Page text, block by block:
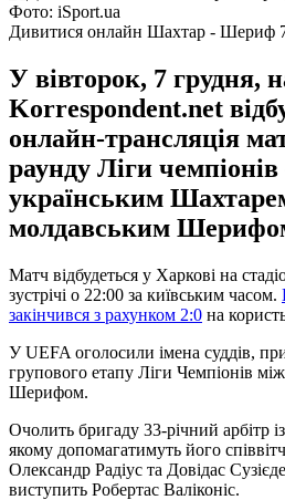
Фото: iSport.ua
Дивитися онлайн Шахтар - Шериф
У вівторок, 7 грудня,
Korrespondent.net
онлайн-трансляція
раунду Ліги
українським
молдавським
Матч відбудеться у Харкові на
зустрічі о 22:00 за київським часом.
закінчився з рахунком 2:0 на
У UEFA оголосили імена суддів,
групового етапу Ліги Чемпіонів
Шерифом.
Очолить бригаду 33-річний арбітр
якому допомагатимуть його
Олександр Радіус та Довідас
виступить Робертас Валіконіс.